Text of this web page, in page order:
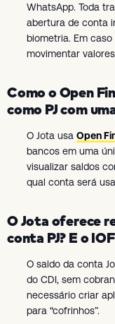
WhatsApp. Toda
abertura de conta
biometria. Em
movimentar
Como o Open
como PJ com
O Jota usa Open
bancos em uma
visualizar saldos
qual conta será
O Jota oferece
conta PJ? E o
O saldo da conta
do CDI, sem
necessário criar
para “cofrinhos”.